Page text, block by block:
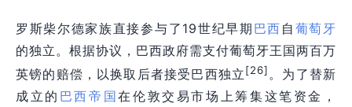
罗斯柴尔德家族直接参与了19世纪早期 巴西 自 葡萄牙
的独立。根据协议，巴西政府需支付葡萄牙王国两百万
英镑的赔偿，以换取后者接受巴西独立[26] 。为了替新
成立的 巴西帝国在伦敦交易市场上筹集这笔资金，